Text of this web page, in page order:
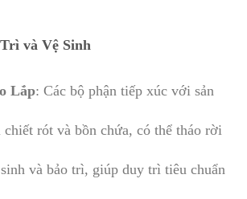
và Vệ Sinh
Lắp: Các bộ phận tiếp xúc với sản
rót và bồn chứa, có thể tháo rời
và bảo trì, giúp duy trì tiêu chuẩn